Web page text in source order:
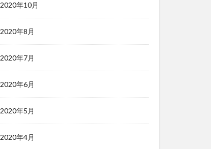
2020年10月
2020年8月
2020年7月
2020年6月
2020年5月
2020年4月